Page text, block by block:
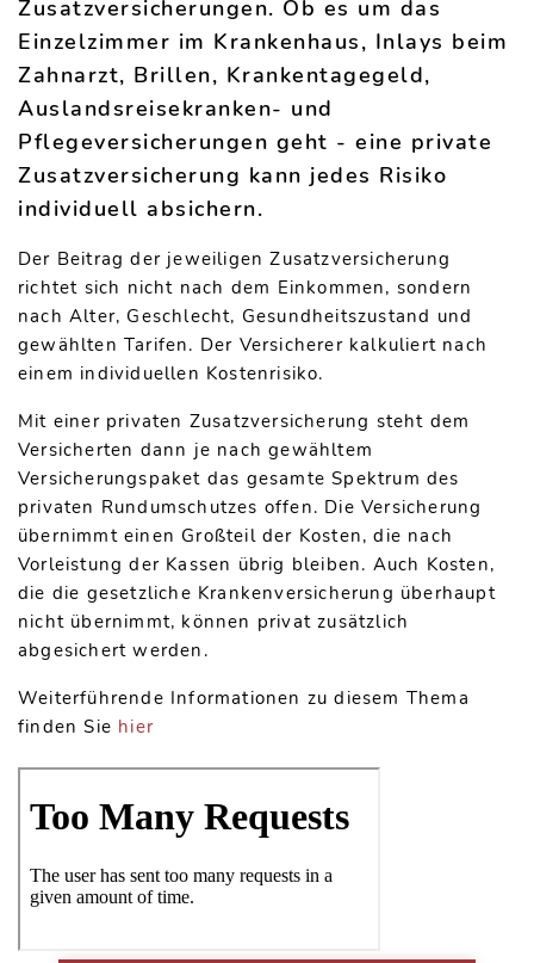
Zusatzversicherungen. Ob es um das
Einzelzimmer im Krankenhaus, Inlays beim
Zahnarzt, Brillen, Krankentagegeld,
Auslandsreisekranken- und
Pflegeversicherungen geht - eine private
Zusatzversicherung kann jedes Risiko
individuell absichern.
Der Beitrag der jeweiligen Zusatzversicherung
richtet sich nicht nach dem Einkommen, sondern
nach Alter, Geschlecht, Gesundheitszustand und
gewählten Tarifen. Der Versicherer kalkuliert nach
einem individuellen Kostenrisiko.
Mit einer privaten Zusatzversicherung steht dem
Versicherten dann je nach gewähltem
Versicherungspaket das gesamte Spektrum des
privaten Rundumschutzes offen. Die Versicherung
übernimmt einen Großteil der Kosten, die nach
Vorleistung der Kassen übrig bleiben. Auch Kosten,
die die gesetzliche Krankenversicherung überhaupt
nicht übernimmt, können privat zusätzlich
abgesichert werden.
Weiterführende Informationen zu diesem Thema
finden Sie hier